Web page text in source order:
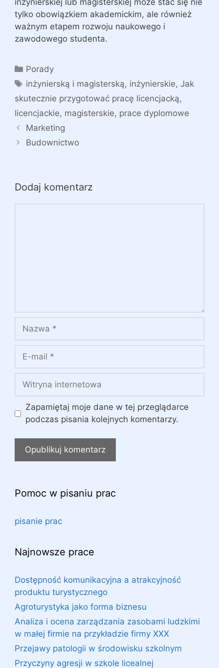
inżynierskiej lub magisterskiej może stać się nie
tylko obowiązkiem akademickim, ale również
ważnym etapem rozwoju naukowego i
zawodowego studenta.
Kategorie
Porady
Tagi
inżynierską i magisterską, inżynierskie,Jak
skutecznie przygotować pracę licencjacką,
licencjackie, magisterskie, prace dyplomowe
Marketing
Budownictwo
Dodaj komentarz
Nazwa
Witryna
internetowa
Zapamiętaj moje dane w tej przeglądarce
podczas pisania kolejnych komentarzy.
Pomoc w pisaniu prac
pisanie prac
Najnowsze prace
Dostępność komunikacyjna a atrakcyjność
produktu turystycznego
Agroturystyka jako forma biznesu
Analiza i ocena zarządzania zasobami ludzkimi
w małej firmie na przykładzie firmy XXX
Przejawy patologii w środowisku szkolnym
Przyczyny agresji w szkole licealnej